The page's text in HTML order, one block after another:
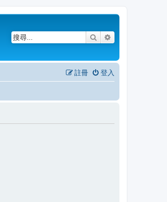
搜尋
登入
註冊